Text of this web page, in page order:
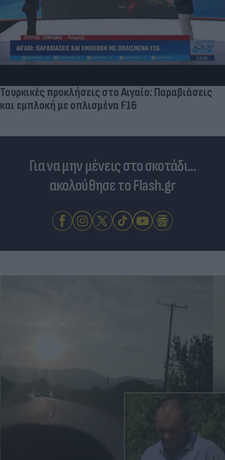
Δέκα εκατομμύρια followers δεν κάνουν λάθος- Η
Ντιλέτα Λεότα με μαγιό έγινε ξανά viral (photos)
Για να μην μένεις στο σκοτάδι...
ακολούθησε το Flash.gr